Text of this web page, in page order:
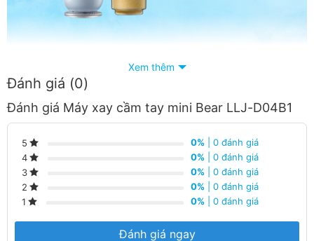
Máy xay sinh tố cầm tay kiêm bình nước thiết kế nhỏ
gọn, màu sắc trẻ trung, tươi tắn, tiện mang theo, sử
dụng được mọi lúc mọi nơi
Máy xay nhỏ gọn tiện lợi, có quai xách trên nắp máy
xay dễ dàng cầm nắm, di chuyển, bỏ gọn vào balo, túi
đựng mang theo đi học, tập thể dục, đi picnic, cắm trại,
Xem thêm
Đánh giá (0)
Đánh giá Máy xay cầm tay mini Bear LLJ-D04B1
5 0% | 0 đánh giá
4
0% | 0 đánh giá
3
0% | 0 đánh giá
2
0% | 0 đánh giá
1
0% | 0 đánh giá
Đánh giá ngay